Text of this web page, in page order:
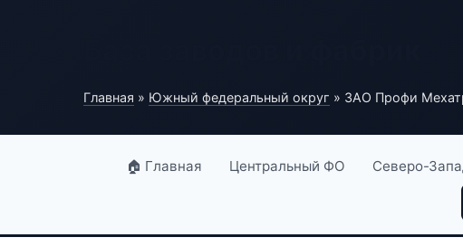
Главная » Южный федеральный округ » ЗАО Профи
🏠 Главная Центральный ФО Северо-